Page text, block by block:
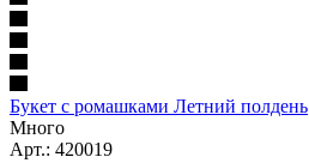
Букет с ромашками Летний полдень
Много
Арт.: 420019